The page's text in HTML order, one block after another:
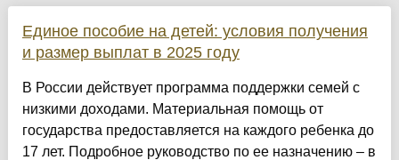
Единое пособие на детей: условия получения
и размер выплат в 2025 году
В России действует программа поддержки семей с
низкими доходами. Материальная помощь от
государства предоставляется на каждого ребенка до
17 лет. Подробное руководство по ее назначению – в